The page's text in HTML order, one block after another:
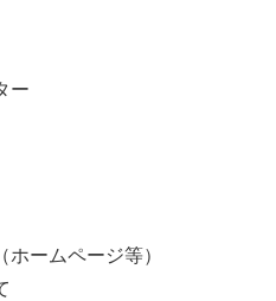
ー
ムページ等）